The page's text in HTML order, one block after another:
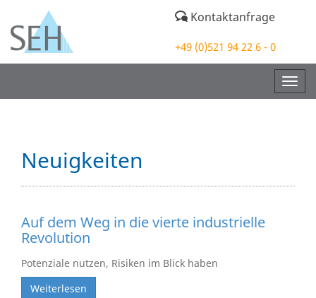
Kontaktanfrage
+49 (0)521 94 22 6 - 0
Neuigkeiten
Auf dem Weg in die vierte industrielle
Revolution
Potenziale nutzen, Risiken im Blick haben
Weiterlesen